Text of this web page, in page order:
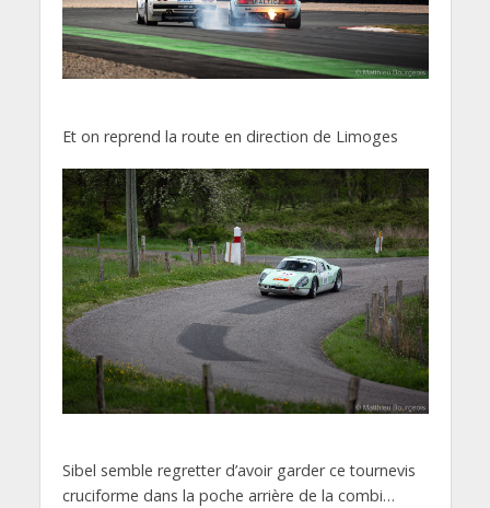
Et on reprend la route en direction de Limoges
Sibel semble regretter d’avoir garder ce tournevis
cruciforme dans la poche arrière de la combi…